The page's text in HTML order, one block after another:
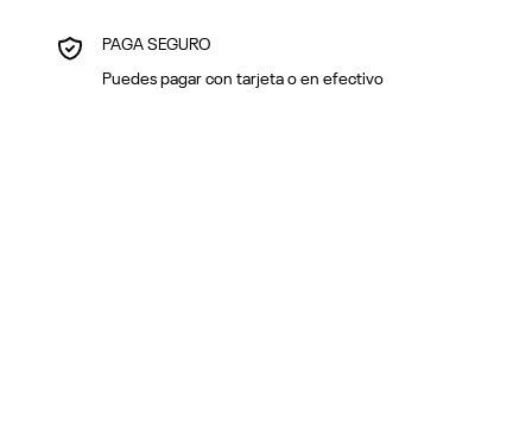
PAGA SEGURO
Puedes pagar con tarjeta o en efectivo